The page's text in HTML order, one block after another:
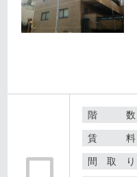
階 数
賃 料
間 取 り